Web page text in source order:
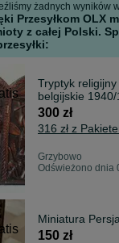
żadnych wyników
Przesyłkom OLX
z całej Polski.
Tryptyk religijny
belgijskie
300 zł
316 zł z
Grzybowo
Odświeżono dnia
Miniatura
150 zł